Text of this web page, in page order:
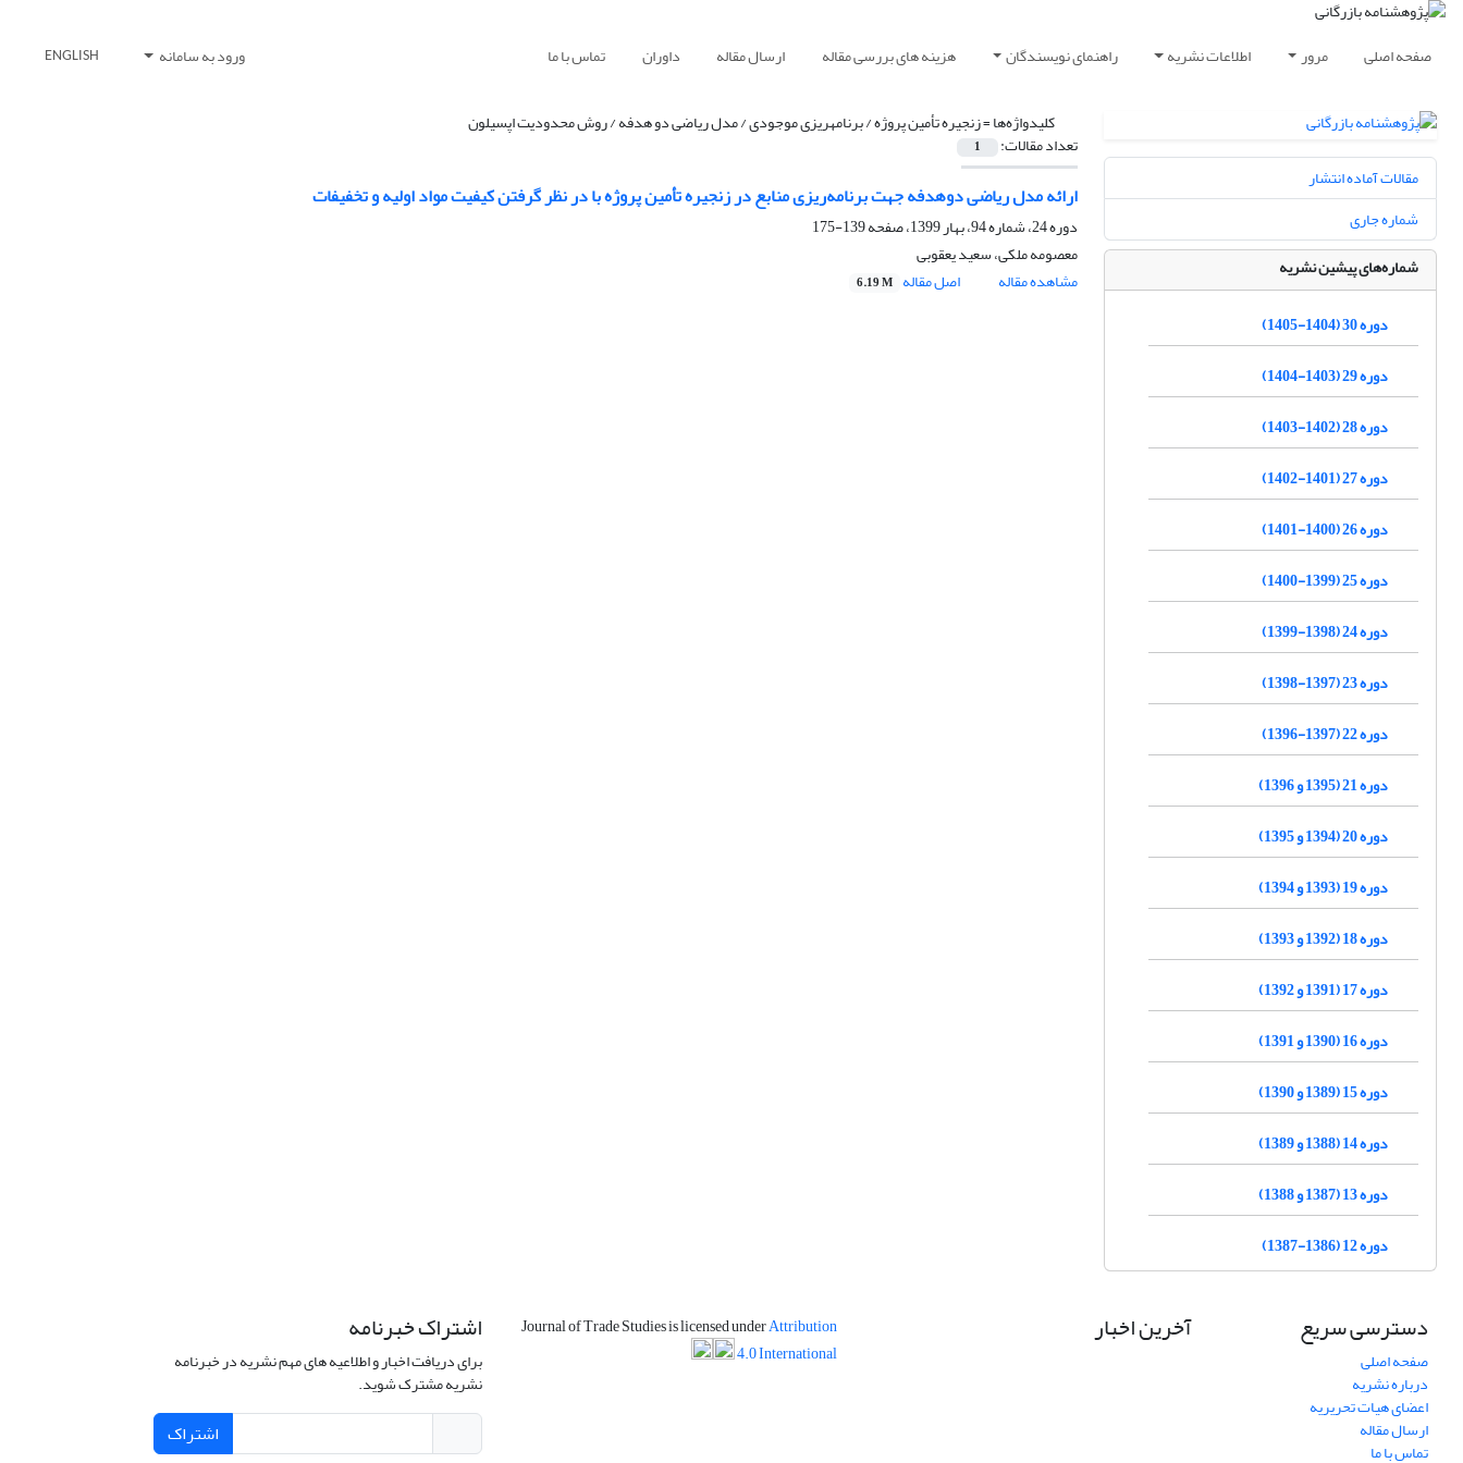
صفحه اصلی مرور اطلاعات نشریه راهنمای نویسندگان هزینه های بررسی مقاله ارسال مقاله داوران تماس با ما ورود به سامانه ENGLISH
کلیدواژه‌ها =زنجیره تأمین پروژه / برنامهریزی موجودی / مدل ریاضی دو هدفه / روش محدودیت اپسیلون
تعداد مقالات: 1
ارائه مدل ریاضی دوهدفه جهت برنامه‌ریزی منابع در زنجیره تأمین پروژه با در نظر گرفتن کیفیت مواد اولیه و تخفیفات
دوره 24، شماره 94، بهار 1399، صفحه
139-175
معصومه ملکی، سعید یعقوبی
مشاهده مقاله
اصل مقاله 6.19 M
مقالات آماده انتشار
شماره جاری
شماره‌های پیشین نشریه
دوره 30 (1404-1405)
دوره 29 (1403-1404)
دوره 28 (1402-1403)
دوره 27 (1401-1402)
دوره 26 (1400-1401)
دوره 25 (1399-1400)
دوره 24 (1398-1399)
دوره 23 (1397-1398)
دوره 22 (1397-1396)
دوره 21 (1395 و 1396)
دوره 20 (1394 و 1395)
دوره 19 (1393 و 1394)
دوره 18 (1392 و 1393)
دوره 17 (1391 و 1392)
دوره 16 (1390 و 1391)
دوره 15 (1389 و 1390)
دوره 14 (1388 و 1389)
دوره 13 (1387 و 1388)
دوره 12 (1386-1387)
دسترسی سریع
صفحه اصلی
درباره نشریه
اعضای هیات تحریریه
ارسال مقاله
تماس با ما
آخرین اخبار Journal of Trade Studies is licensed underAttribution
4.0 International
اشتراک خبرنامه
برای دریافت اخبار و اطلاعیه های مهم نشریه در خبرنامه
نشریه مشترک شوید.
اشتراک